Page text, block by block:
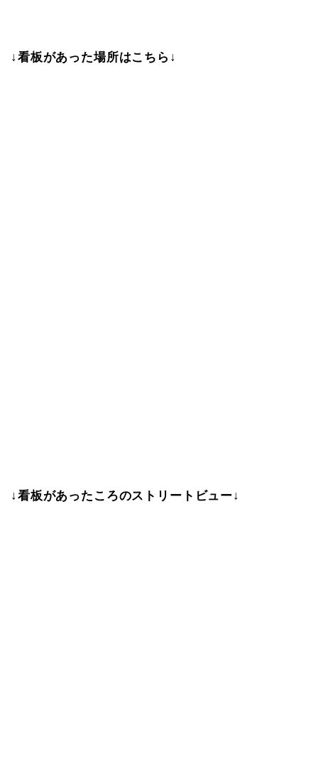
↓看板があった場所はこちら↓
↓看板があったころのストリートビュー↓